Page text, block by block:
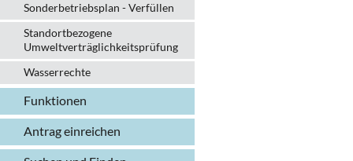
Sonderbetriebsplan - Verfüllen
Standortbezogene
Umweltverträglichkeitsprüfung
Wasserrechte
Funktionen
Antrag einreichen